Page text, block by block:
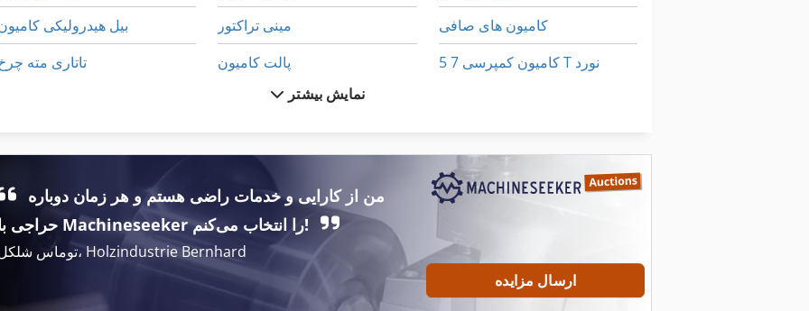
بیل هیدرولیکی
تاتاری مته
مینی تراکتور
پالت کامیون
پیاده روی کامیون
کامیون های صافی
کامیون کمپرسی 7 5 T نورد
نمایش بیشتر
حراجی با Machineseeker را انتخاب می‌کنم!
توماس شلکل، Holzindustrie Bernhard
ارسال مزایده